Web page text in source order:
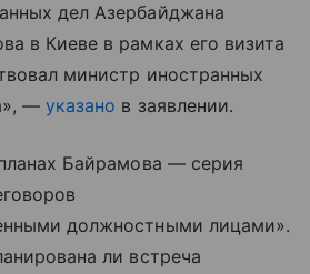
дел Азербайджана
в Киеве в рамках его визита
министр иностранных
—указано в заявлении.
Байрамова — серия
должностными лицами».
ли встреча